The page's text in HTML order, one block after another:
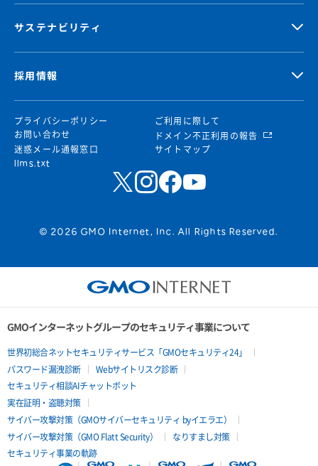
サステナビリティ
採用情報
プライバシーポリシー
ご利用に際して
お問い合わせ
ドメイン不正利用の報告
迷惑メール通報窓口
サイトマップ
llms.txt
© 2026 GMO Internet, Inc. All Rights Reserved.
GMOインターネットグループのセキュリティ事業について
世界初総合ネットセキュリティサービス「GMOセキュリティ24」
パスワード漏洩診断
Webサイトリスク診断
セキュリティ相談AIチャットボット
実在証明・盗聴対策
サイバー攻撃対策（GMOサイバーセキュリティ byイエラエ）
サイバー攻撃対策（GMO Flatt Security）
なりすまし対策
セキュリティ事業の軌跡